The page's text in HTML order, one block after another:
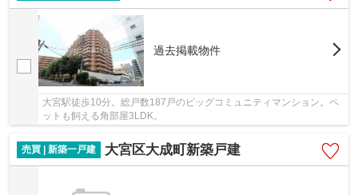
過去掲載物件
大宮駅徒歩10分。総戸数187戸のビッグコミュニティマンション。ペ
ットも飼える角部屋3LDK。
売買 | 新築一戸建 大宮区大成町新築戸建